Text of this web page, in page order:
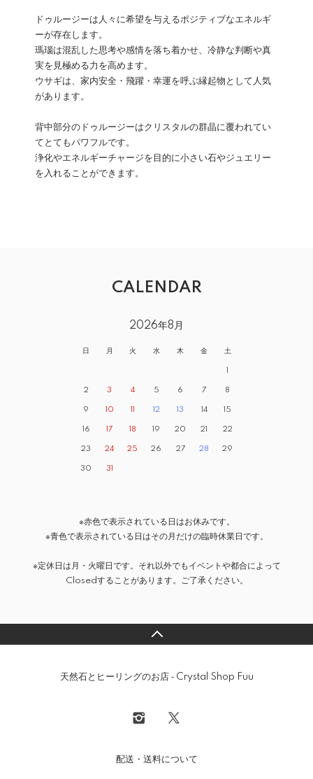
ドゥルージーは人々に希望を与えるポジティブなエネルギ
ーが存在します。
瑪瑙は混乱した思考や感情を落ち着かせ、冷静な判断や真
実を見極める力を高めます。
ウサギは、家内安全・飛躍・幸運を呼ぶ縁起物として人気
があります。
背中部分のドゥルージーはクリスタルの群晶に覆われてい
てとてもパワフルです。
浄化やエネルギーチャージを目的に小さい石やジュエリー
を入れることができます。
CALENDAR
2026年8月
日 月 火 水 木 金 土
1
2 3 4 5 6 7 8
9 10 11 12 13 14 15
16 17 18 19 20 21 22
23 24 25 26 27 28 29
30 31
※赤色で表示されている日はお休みです。
※青色で表示されている日はその月だけの臨時休業日です。
※定休日は月・火曜日です。それ以外でもイベントや都合によって
Closedすることがあります。ご了承ください。
天然石とヒーリングのお店 ‐ Crystal Shop Fuu
配送・送料について